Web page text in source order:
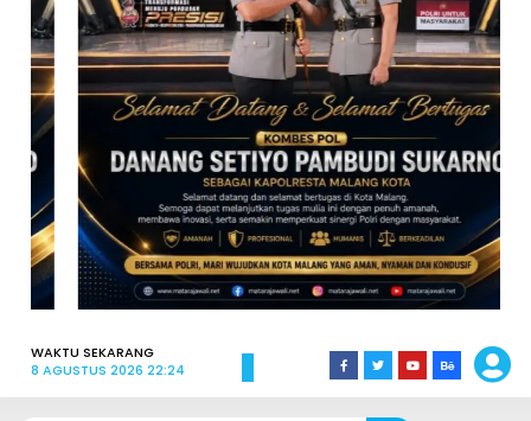
WAKTU SEKARANG
8 AGUSTUS 2026 22:24